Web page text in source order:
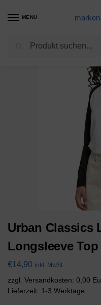
MENU
FRAUEN / Shirts /
Urban Classics
Longsleeve Top
€14,90 inkl. MwSt.
zzgl. Versandkosten: 0,00
Lieferzeit: 1-3 Werktage